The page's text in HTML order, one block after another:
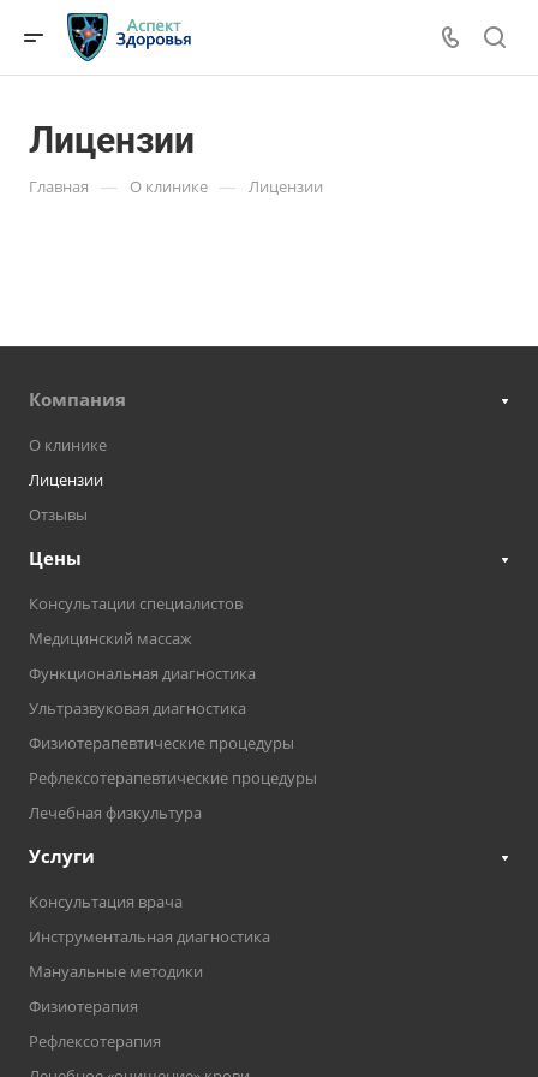
Лицензии
Главная — О клинике — Лицензии
Компания
О клинике
Лицензии
Отзывы
Цены
Консультации специалистов
Медицинский массаж
Функциональная диагностика
Ультразвуковая диагностика
Физиотерапевтические процедуры
Рефлексотерапевтические процедуры
Лечебная физкультура
Услуги
Консультация врача
Инструментальная диагностика
Мануальные методики
Физиотерапия
Рефлексотерапия